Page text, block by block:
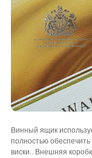
Винный ящик
полностью
виски.. Внешняя